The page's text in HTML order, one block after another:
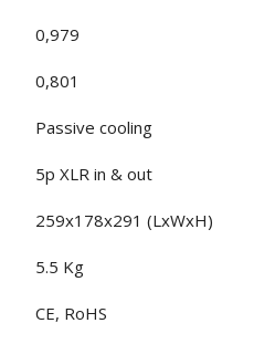
0,979
0,801
Passive cooling
5p XLR in & out
259x178x291 (LxWxH)
5.5 Kg
CE, RoHS